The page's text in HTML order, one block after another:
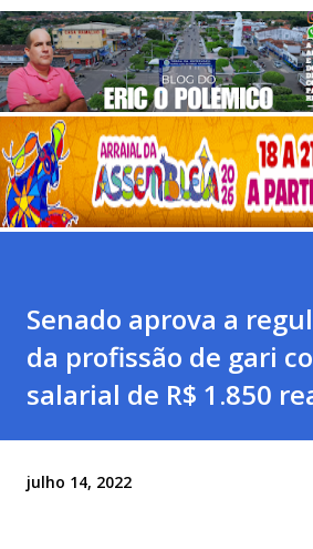
Pular para o conteúdo
Senado aprova a
da profissão de gari
salarial de R$ 1.850
julho 14, 2022